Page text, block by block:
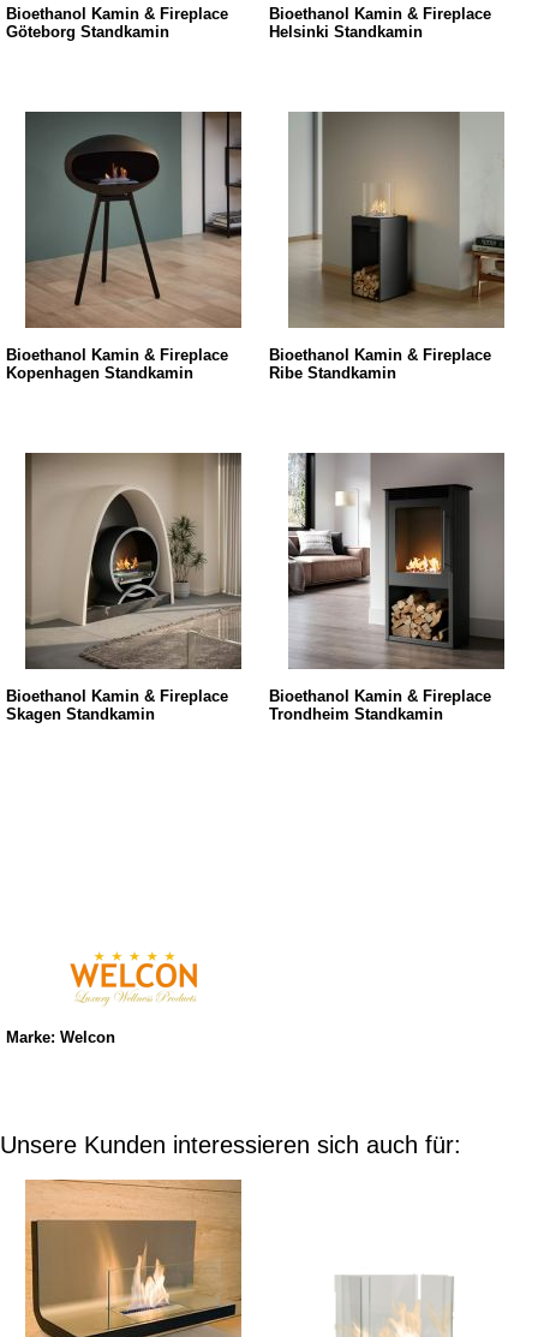
Bioethanol Kamin & Fireplace
Göteborg Standkamin
Bioethanol Kamin & Fireplace
Helsinki Standkamin
Bioethanol Kamin & Fireplace
Kopenhagen Standkamin
Bioethanol Kamin & Fireplace
Ribe Standkamin
Bioethanol Kamin & Fireplace
Skagen Standkamin
Bioethanol Kamin & Fireplace
Trondheim Standkamin
Marke: Welcon
Unsere Kunden interessieren sich auch für: